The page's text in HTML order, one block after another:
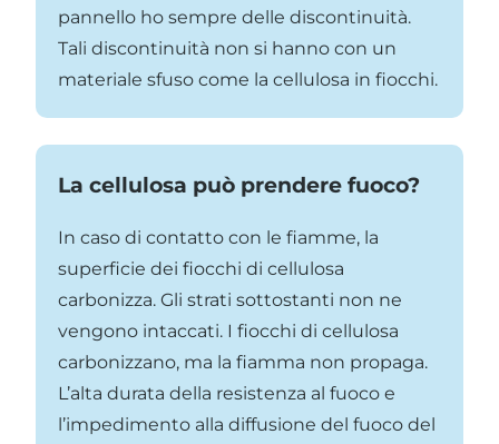
pannello ho sempre delle discontinuità.
Tali discontinuità non si hanno con un
materiale sfuso come la cellulosa in fiocchi.
La cellulosa può prendere fuoco?
In caso di contatto con le fiamme, la
superficie dei fiocchi di cellulosa
carbonizza. Gli strati sottostanti non ne
vengono intaccati. I fiocchi di cellulosa
carbonizzano, ma la fiamma non propaga.
L’alta durata della resistenza al fuoco e
l’impedimento alla diffusione del fuoco del